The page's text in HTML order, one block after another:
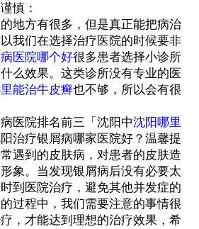
慎：
方有很多，但是真正能把病治
我们在选择治疗医院的时候要非
医院哪个好很多患者选择小诊所
么效果。这类诊所没有专业的医
能治牛皮癣也不够，所以会有很
院排名前三「沈阳中沈阳哪里
治疗银屑病哪家医院好？温馨提
遇到的皮肤病，对患者的皮肤造
象。当发现银屑病后没有必要太
到医院治疗，避免其他并发症的
过程中，我们需要注意的事情很
，才能达到理想的治疗效果，希